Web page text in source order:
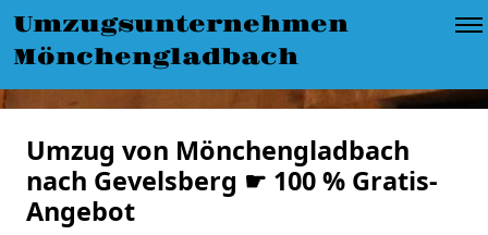
Umzugsunternehmen
Mönchengladbach
Umzug von Mönchengladbach
nach Gevelsberg ☛ 100 % Gratis-
Angebot